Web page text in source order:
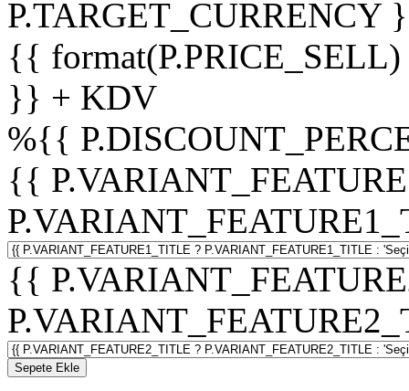
P.TARGET_CURRENCY
{{
}} + KDV
%{{
{{
{{
Sepete Ekle